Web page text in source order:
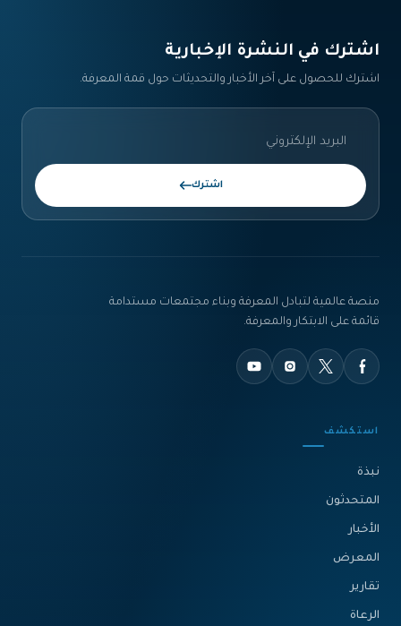
اشترك في النشرة الإخبارية‎
اشترك للحصول على آخر الأخبار والتحديثات حول قمة المعرفة.
اشترك
منصة عالمية لتبادل المعرفة وبناء مجتمعات مستدامة
قائمة على الابتكار والمعرفة.
استكشف
نبذة‎
المتحدثون
الأخبار
المعرض
تقارير
الرعاة